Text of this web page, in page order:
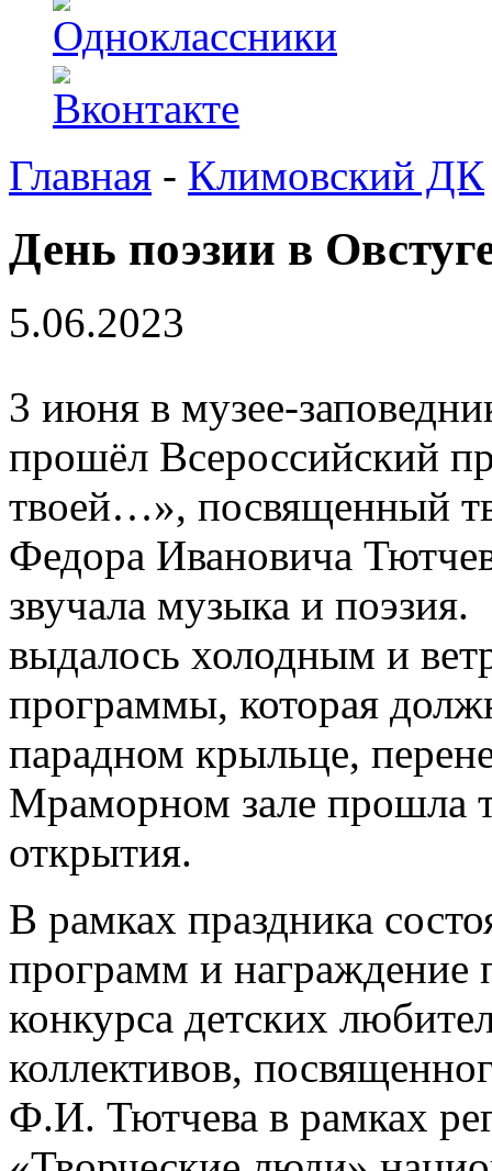
Главная - Климовский ДК
День поэзии в
5.06.2023
3 июня в музее-
прошёл Всероссийский
твоей…», посвященный
Федора Ивановича
звучала музыка и
выдалось холодным и
программы, которая
парадном крыльце,
Мраморном зале прошла
открытия.
В рамках праздника
программ и награждение
конкурса детских
коллективов,
Ф.И. Тютчева в рамках